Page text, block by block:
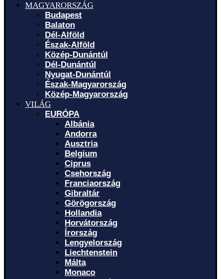
MAGYARORSZÁG
Budapest
Balaton
Dél-Alföld
Észak-Alföld
Közép-Dunántúl
Dél-Dunántúl
Nyugat-Dunántúl
Észak-Magyarország
Közép-Magyarország
VILÁG
EURÓPA
Albánia
Andorra
Ausztria
Belgium
Ciprus
Csehország
Franciaország
Gibraltár
Görögország
Hollandia
Horvátország
Írország
Lengyelország
Liechtenstein
Málta
Monaco